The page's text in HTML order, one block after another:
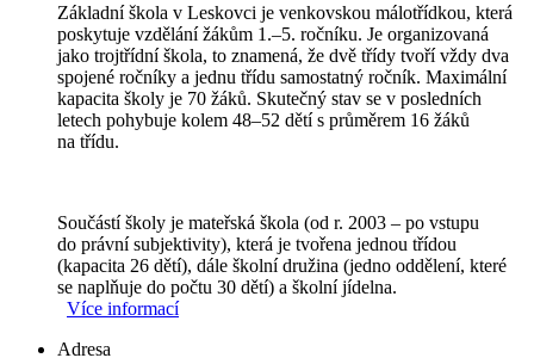
Základní škola v Leskovci je venkovskou málotřídkou, která
poskytuje vzdělání žákům 1.–5. ročníku. Je organizovaná
jako trojtřídní škola, to znamená, že dvě třídy tvoří vždy dva
spojené ročníky a jednu třídu samostatný ročník. Maximální
kapacita školy je 70 žáků. Skutečný stav se v posledních
letech pohybuje kolem 48–52 dětí s průměrem 16 žáků
na třídu.
Součástí školy je mateřská škola (od r. 2003 – po vstupu
do právní subjektivity), která je tvořena jednou třídou
(kapacita 26 dětí), dále školní družina (jedno oddělení, které
se naplňuje do počtu 30 dětí) a školní jídelna.
Více informací
Adresa